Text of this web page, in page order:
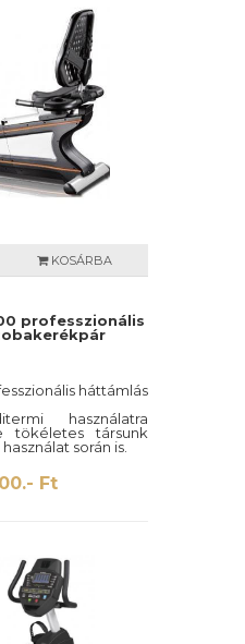
KOSÁRBA
professzionális
háttámlás
használatra
tökéletes társunk
során is.
gond nélkül bírja A
Az ülést az
fokozatban lehet
kényelmesebben
Ft